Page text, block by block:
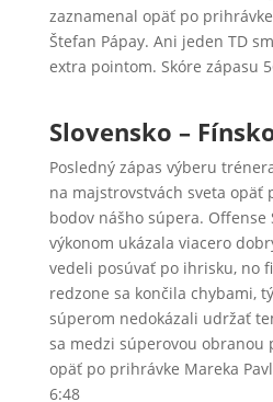
zaznamenal opäť po
Štefan Pápay. Ani jeden TD
extra pointom. Skóre zápasu
Slovensko –
Posledný zápas výberu
na majstrovstvách sveta opäť
bodov nášho súpera. Offense
výkonom ukázala viacero
vedeli posúvať po ihrisku, no
redzone sa končila chybami,
súperom nedokázali udržať
sa medzi súperovou obranou
opäť po prihrávke Mareka
6:48